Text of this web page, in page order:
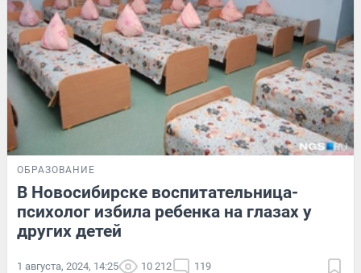
ОБРАЗОВАНИЕ
В Новосибирске воспитательница-
психолог избила ребенка на глазах у
других детей
1 августа, 2024, 14:25 10 212 119